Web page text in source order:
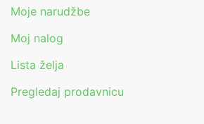
Moje narudžbe
Moj nalog
Lista želja
Pregledaj prodavnicu